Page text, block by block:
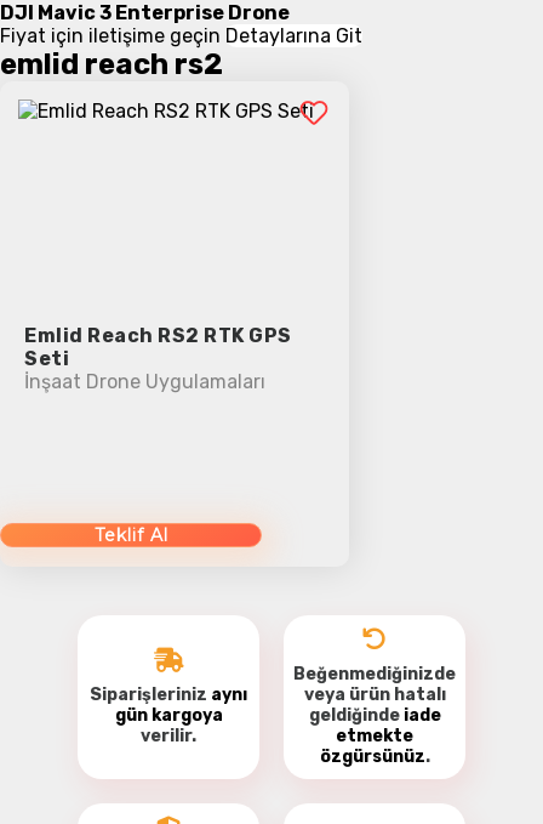
DJI Mavic 3 Enterprise Drone
Fiyat için iletişime geçin Detaylarına Git
emlid reach rs2
Emlid Reach RS2 RTK GPS
Seti
İnşaat Drone Uygulamaları
Teklif Al
Siparişleriniz aynı
gün kargoya
verilir.
Beğenmediğinizde
veya ürün hatalı
geldiğinde iade
etmekte
özgürsünüz.